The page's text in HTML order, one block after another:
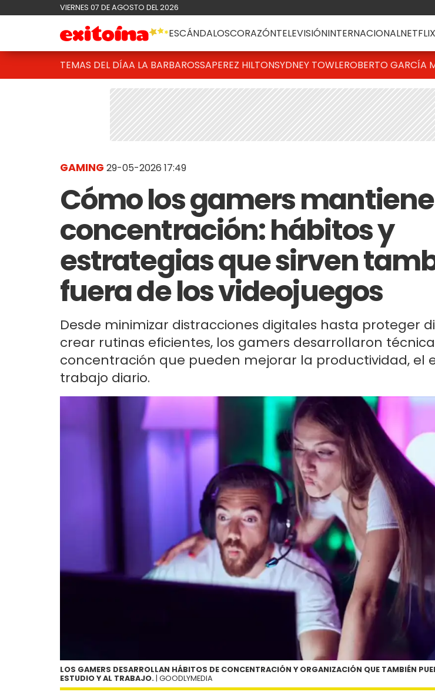
VIERNES 07 DE AGOSTO DEL 2026
ESCÁNDALOSCORAZÓNTELEVISIÓNINTERNACIONALNETFLIX
TEMAS DEL DÍAA LA BARBAROSSAPEREZ HILTONSYDNEY TOWLEROBERTO GARCÍA
GAMING 29-05-2026 17:49
Cómo los gamers
concentración: hábitos y
estrategias que sirven
fuera de los videojuegos
Desde minimizar distracciones digitales hasta proteger
crear rutinas eficientes, los gamers desarrollaron
concentración que pueden mejorar la productividad, el
trabajo diario.
LOS GAMERS DESARROLLAN HÁBITOS DE CONCENTRACIÓN Y ORGANIZACIÓN QUE TAMBIÉN
ESTUDIO Y AL TRABAJO. | GOODLYMEDIA